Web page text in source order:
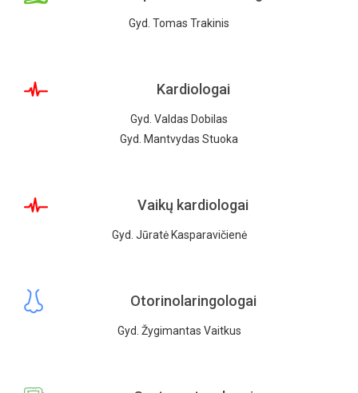
Gyd. Tomas Trakinis
Kardiologai
Gyd. Valdas Dobilas
Gyd. Mantvydas Stuoka
Vaikų kardiologai
Gyd. Jūratė Kasparavičienė
Otorinolaringologai
Gyd. Žygimantas Vaitkus